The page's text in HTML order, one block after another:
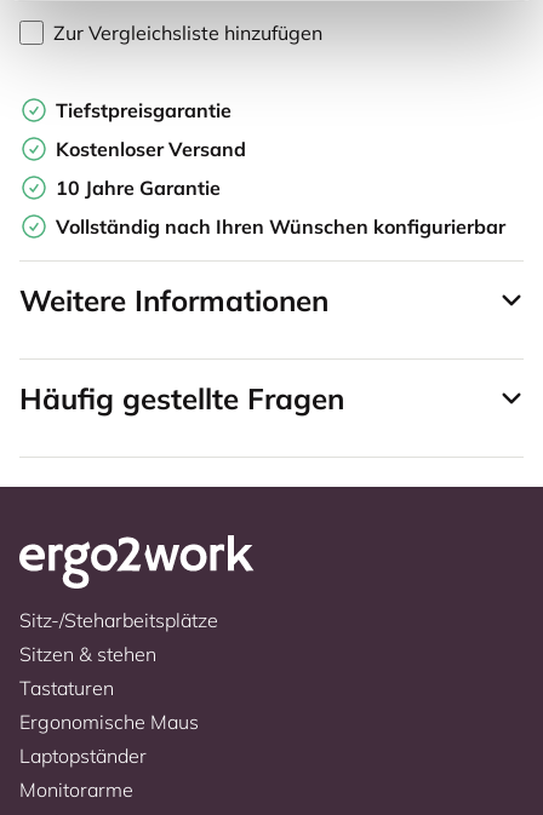
Zur Vergleichsliste hinzufügen
Tiefstpreisgarantie
Kostenloser Versand
10 Jahre Garantie
Vollständig nach Ihren Wünschen konfigurierbar
Weitere Informationen
Häufig gestellte Fragen
Sitz-/Steharbeitsplätze
Sitzen & stehen
Tastaturen
Ergonomische Maus
Laptopständer
Monitorarme